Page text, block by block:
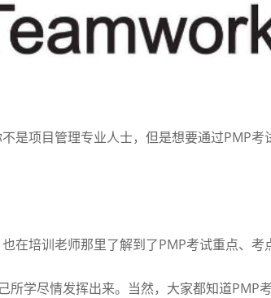
项目管理专业人士，但是想要通过PMP考
培训老师那里了解到了PMP考试重点、考
学尽情发挥出来。当然，大家都知道PMP